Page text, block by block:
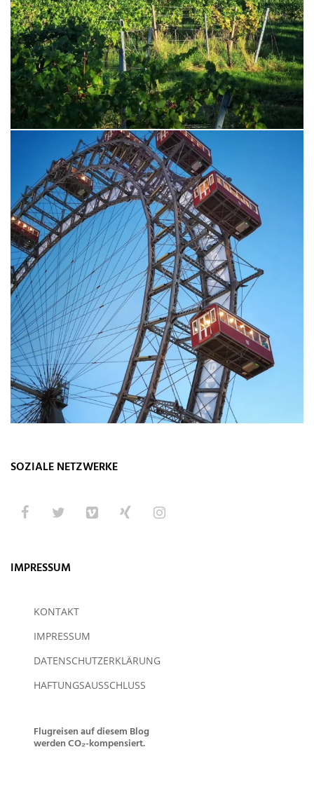
SOZIALE NETZWERKE
IMPRESSUM
KONTAKT
IMPRESSUM
DATENSCHUTZERKLÄRUNG
HAFTUNGSAUSSCHLUSS
Flugreisen auf diesem Blog
werden CO₂-kompensiert.